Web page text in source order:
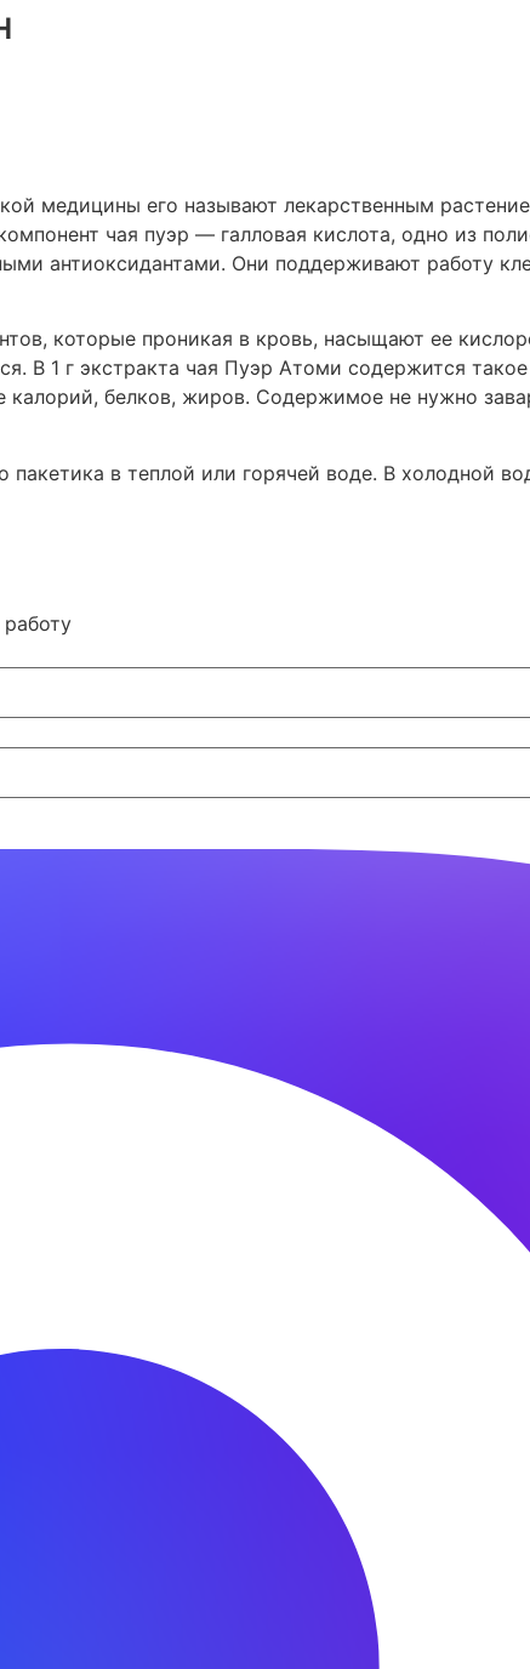
медицины его называют лекарственным
чая пуэр — галловая кислота, одно из
антиоксидантами. Они поддерживают работу
которые проникая в кровь, насыщают ее
В 1 г экстракта чая Пуэр Атоми содержится
белков, жиров. Содержимое не нужно
в теплой или горячей воде. В холодной